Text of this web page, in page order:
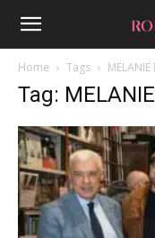
Home Tags MELANIE
Tag: